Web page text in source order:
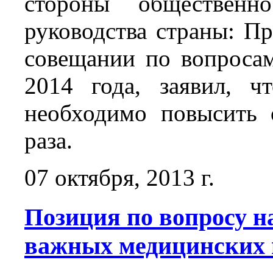
руководства страны:
совещании по
2014 года, заявил,
необходимо
раза.
07 октября, 2013 г.
Позиция по вопросу
важных медицинских